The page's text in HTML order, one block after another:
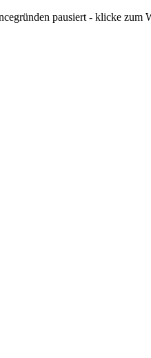
pausiert - klicke zum